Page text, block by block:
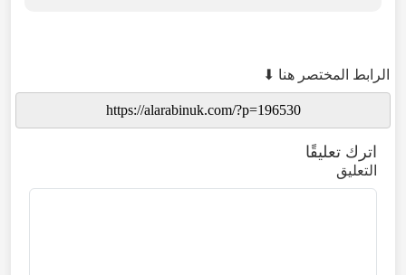
الرابط المختصر هنا ⬇
اترك تعليقًا
التعليق